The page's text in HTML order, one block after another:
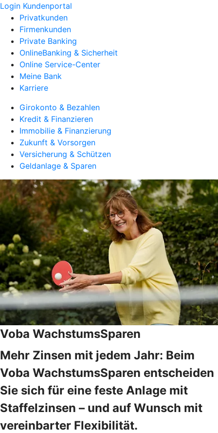
Login Kundenportal
Privatkunden
Firmenkunden
Private Banking
OnlineBanking & Sicherheit
Online Service-Center
Meine Bank
Karriere
Girokonto & Bezahlen
Kredit & Finanzieren
Immobilie & Finanzierung
Zukunft & Vorsorgen
Versicherung & Schützen
Geldanlage & Sparen
Voba WachstumsSparen
Mehr Zinsen mit jedem Jahr: Beim
Voba WachstumsSparen entscheiden
Sie sich für eine feste Anlage mit
Staffelzinsen – und auf Wunsch mit
vereinbarter Flexibilität.